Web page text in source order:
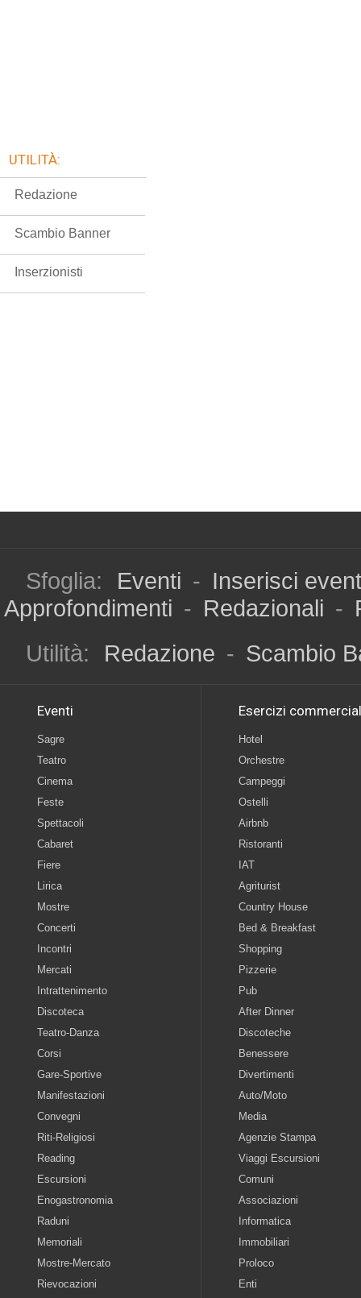
UTILITÀ:
Redazione
Scambio Banner
Inserzionisti
Sfoglia: Eventi - Inserisci
Approfondimenti - Redazionali -
Utilità:
Redazione - Scambio
Eventi
Sagre
Teatro
Cinema
Feste
Spettacoli
Cabaret
Fiere
Lirica
Mostre
Concerti
Incontri
Mercati
Intrattenimento
Discoteca
Teatro-Danza
Corsi
Gare-Sportive
Manifestazioni
Convegni
Riti-Religiosi
Reading
Escursioni
Enogastronomia
Raduni
Memoriali
Mostre-Mercato
Rievocazioni
Esercizi
Hotel
Orchestre
Campeggi
Ostelli
Airbnb
Ristoranti
IAT
Agriturist
Country House
Bed & Breakfast
Shopping
Pizzerie
Pub
After Dinner
Discoteche
Benessere
Divertimenti
Auto/Moto
Media
Agenzie Stampa
Viaggi Escursioni
Comuni
Associazioni
Informatica
Immobiliari
Proloco
Enti